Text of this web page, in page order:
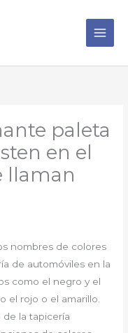
paleta
en el
llaman
nombres de colores
de automóviles en la
como el negro y el
el rojo o el amarillo.
de la tapicería